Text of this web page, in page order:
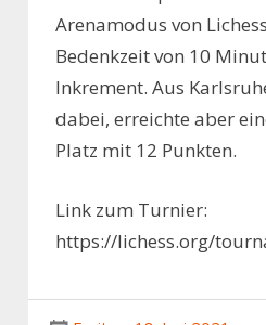
Arenamodus von
Bedenkzeit von 10
Inkrement. Aus
dabei, erreichte aber
Platz mit 12 Punkten.
Link zum Turnier:
https://lichess.org/